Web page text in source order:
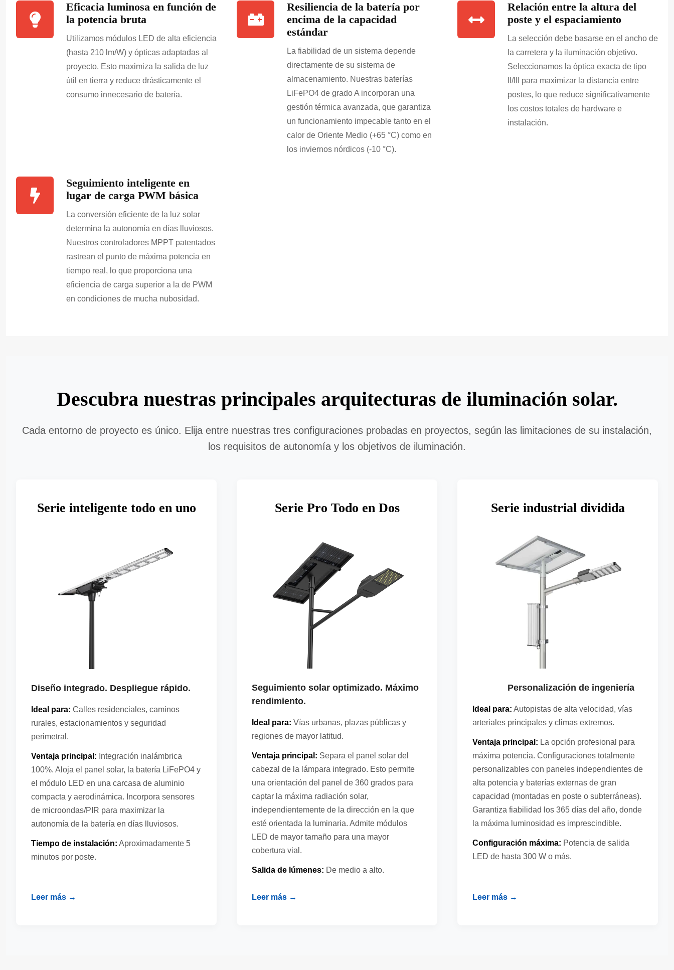
Eficacia luminosa en función de
la potencia bruta
Utilizamos módulos LED de alta eficiencia
(hasta 210 lm/W) y ópticas adaptadas al
proyecto. Esto maximiza la salida de luz
útil en tierra y reduce drásticamente el
consumo innecesario de batería.
Resiliencia de la batería por
encima de la capacidad
estándar
La fiabilidad de un sistema depende
directamente de su sistema de
almacenamiento. Nuestras baterías
LiFePO4 de grado A incorporan una
gestión térmica avanzada, que garantiza
un funcionamiento impecable tanto en el
calor de Oriente Medio (+65 °C) como en
los inviernos nórdicos (-10 °C).
Relación entre la altura del
poste y el espaciamiento
La selección debe basarse en el ancho de
la carretera y la iluminación objetivo.
Seleccionamos la óptica exacta de tipo
II/III para maximizar la distancia entre
postes, lo que reduce significativamente
los costos totales de hardware e
instalación.
Seguimiento inteligente en
lugar de carga PWM básica
La conversión eficiente de la luz solar
determina la autonomía en días lluviosos.
Nuestros controladores MPPT patentados
rastrean el punto de máxima potencia en
tiempo real, lo que proporciona una
eficiencia de carga superior a la de PWM
en condiciones de mucha nubosidad.
Descubra nuestras principales arquitecturas de iluminación solar.
Cada entorno de proyecto es único. Elija entre nuestras tres configuraciones probadas en proyectos, según las limitaciones de su instalación,
los requisitos de autonomía y los objetivos de iluminación.
Serie inteligente todo en uno
Diseño integrado. Despliegue rápido.
Ideal para: Calles residenciales, caminos
rurales, estacionamientos y seguridad
perimetral.
Ventaja principal: Integración inalámbrica
100%. Aloja el panel solar, la batería LiFePO4 y
el módulo LED en una carcasa de aluminio
compacta y aerodinámica. Incorpora sensores
de microondas/PIR para maximizar la
autonomía de la batería en días lluviosos.
Tiempo de instalación: Aproximadamente 5
minutos por poste.
Leer más →
Serie Pro Todo en Dos
Seguimiento solar optimizado. Máximo
rendimiento.
Ideal para: Vías urbanas, plazas públicas y
regiones de mayor latitud.
Ventaja principal: Separa el panel solar del
cabezal de la lámpara integrado. Esto permite
una orientación del panel de 360 grados para
captar la máxima radiación solar,
independientemente de la dirección en la que
esté orientada la luminaria. Admite módulos
LED de mayor tamaño para una mayor
cobertura vial.
Salida de lúmenes: De medio a alto.
Leer más →
Serie industrial dividida
Personalización de ingeniería
Ideal para: Autopistas de alta velocidad, vías
arteriales principales y climas extremos.
Ventaja principal: La opción profesional para
máxima potencia. Configuraciones totalmente
personalizables con paneles independientes de
alta potencia y baterías externas de gran
capacidad (montadas en poste o subterráneas).
Garantiza fiabilidad los 365 días del año, donde
la máxima luminosidad es imprescindible.
Configuración máxima: Potencia de salida
LED de hasta 300 W o más.
Leer más →